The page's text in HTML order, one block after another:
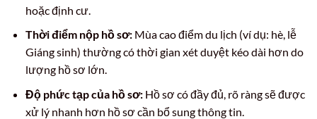
hoặc định cư.
Thời điểm nộp hồ sơ:Mùa cao điểm du lịch (ví dụ: hè, lễ
Giáng sinh) thường có thời gian xét duyệt kéo dài hơn do
lượng hồ sơ lớn.
Độ phức tạp của hồ sơ:Hồ sơ có đầy đủ, rõ ràng sẽ được
xử lý nhanh hơn hồ sơ cần bổ sung thông tin.